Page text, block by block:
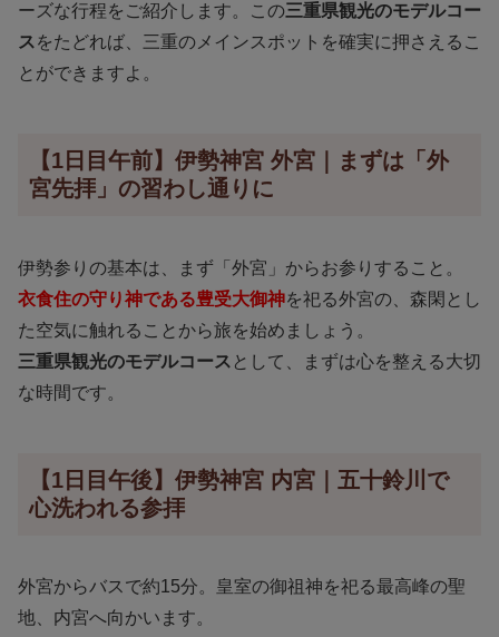
ーズな行程をご紹介します。この三重県観光のモデルコー
ス をたどれば、三重のメインスポットを確実に押さえるこ
とができますよ。
【1日目午前】伊勢神宮 外宮｜まずは「外
宮先拝」の習わし通りに
伊勢参りの基本は、まず「外宮」からお参りすること。
衣食住の守り神である豊受大御神を祀る外宮の、森閑とし
た空気に触れることから旅を始めましょう。
三重県観光のモデルコース として、まずは心を整える大切
な時間です。
【1日目午後】伊勢神宮 内宮｜五十鈴川で
心洗われる参拝
外宮からバスで約15分。皇室の御祖神を祀る最高峰の聖
地、内宮へ向かいます。